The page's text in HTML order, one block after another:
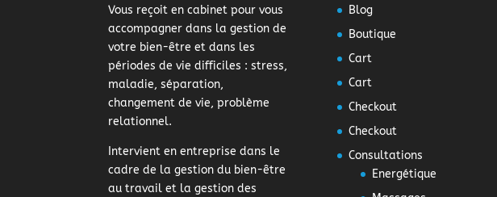
Vous reçoit en cabinet pour vous
accompagner dans la gestion de
votre bien-être et dans les
périodes de vie difficiles : stress,
maladie, séparation,
changement de vie, problème
relationnel.
Intervient en entreprise dans le
cadre de la gestion du bien-être
au travail et la gestion des
Blog
Boutique
Cart
Cart
Checkout
Checkout
Consultations
Energétique